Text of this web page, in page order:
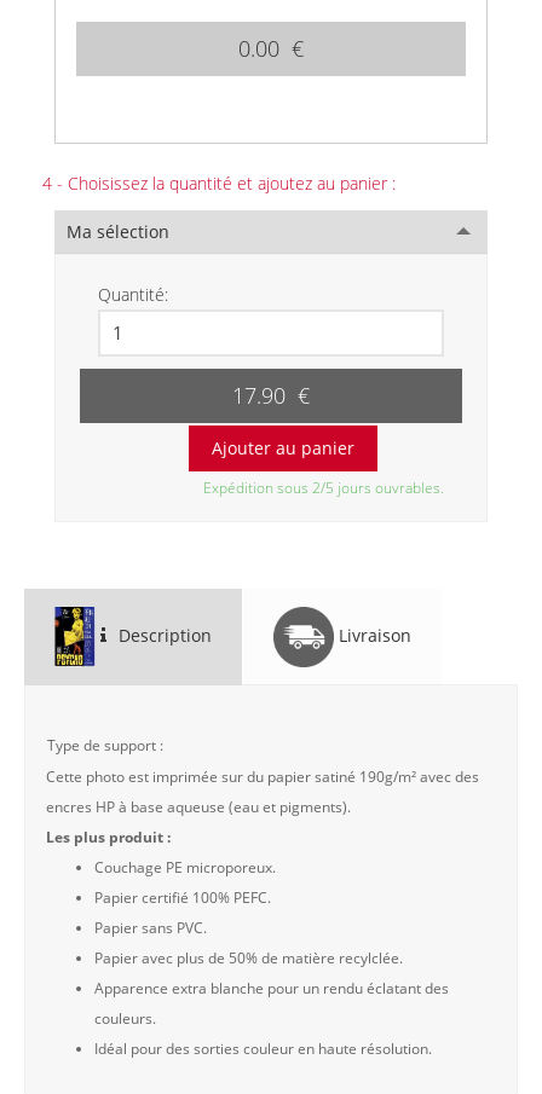
0.00 €
4 - Choisissez la quantité et ajoutez au panier :
Ma sélection
Quantité:
17.90 €
Expédition sous 2/5 jours ouvrables.
Description Livraison
Type de support :
Cette photo est imprimée sur du papier satiné 190g/m² avec des
encres HP à base aqueuse (eau et pigments).
Les plus produit :
Couchage PE microporeux.
Papier certifié 100% PEFC.
Papier sans PVC.
Papier avec plus de 50% de matière recylclée.
Apparence extra blanche pour un rendu éclatant des
couleurs.
Idéal pour des sorties couleur en haute résolution.